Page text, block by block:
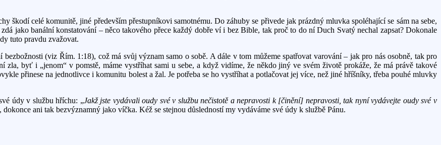
škodí celé komunitě, jiné především přestupníkovi samotnému. Do záhuby se přivede jak prázdný mluvka spoléhající se sám na sebe,
jako banální konstatování – něco takového přece každý dobře ví i bez Bible, tak proč to do ní Duch Svatý nechal zapsat? Dokonale
tuto pravdu zvažovat.
(viz Řím. 1:18), což má svůj význam samo o sobě. A dále v tom můžeme spatřovat varování – jak pro nás osobně, tak pro
zla, byť i „jenom“ v pomstě, máme vystříhat sami u sebe, a když vidíme, že někdo jiný ve svém životě prokáže, že má právě takové
přinese na jednotlivce i komunitu bolest a žal. Je potřeba se ho vystříhat a potlačovat jej více, než jiné hříšníky, třeba pouhé mluvky
údy v službu hříchu: „Jakž jste vydávali oudy své v službu nečistotě a nepravosti k [činění] nepravosti, tak nyní vydávejte oudy své v
ani tak bezvýznamný jako víčka. Kéž se stejnou důsledností my vydáváme své údy k službě Pánu.